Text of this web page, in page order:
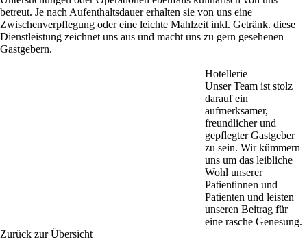
betreut. Je nach Aufenthaltsdauer erhalten sie von uns eine
Zwischenverpflegung oder eine leichte Mahlzeit inkl. Getränk. diese
Dienstleistung zeichnet uns aus und macht uns zu gern gesehenen
Gastgebern.
Hotellerie
Unser Team ist stolz
darauf ein
aufmerksamer,
freundlicher und
gepflegter Gastgeber
zu sein. Wir kümmern
uns um das leibliche
Wohl unserer
Patientinnen und
Patienten und leisten
unseren Beitrag für
eine rasche Genesung.
Zurück zur Übersicht